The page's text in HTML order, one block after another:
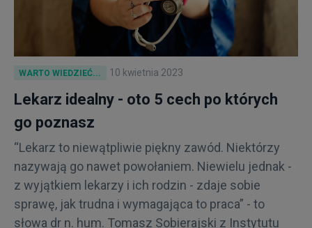
WARTO WIEDZIEĆ... 10 kwietnia 2023
Lekarz idealny - oto 5 cech po których
go poznasz
“Lekarz to niewątpliwie piękny zawód. Niektórzy
nazywają go nawet powołaniem. Niewielu jednak -
z wyjątkiem lekarzy i ich rodzin - zdaje sobie
sprawę, jak trudna i wymagająca to praca” - to
słowa dr n. hum. Tomasz Sobierajski z Instytutu